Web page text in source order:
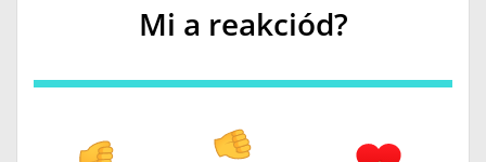
Mi a reakciód?